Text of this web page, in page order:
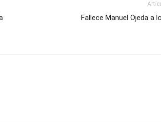
Fallece Manuel Ojeda a